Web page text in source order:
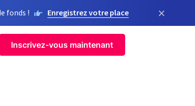
fonds ! Enregistrez votre place ×
Inscrivez-vous maintenant